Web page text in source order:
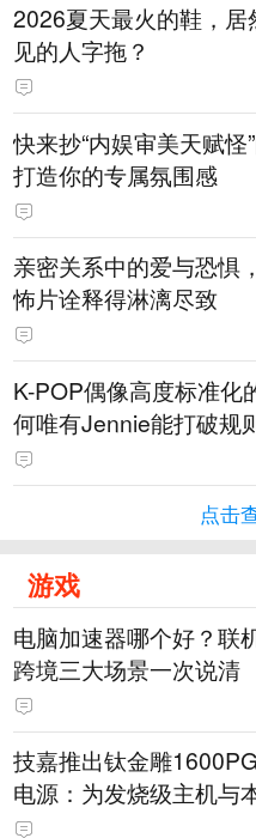
2026夏天最火的鞋，居
见的人字拖？
快来抄“内娱审美天赋怪
打造你的专属氛围感
亲密关系中的爱与恐惧
怖片诠释得淋漓尽致
K-POP偶像高度标准化
何唯有Jennie能打破规
点击
游戏
电脑加速器哪个好？联
跨境三大场景一次说清
技嘉推出钛金雕
电源：为发烧级主机与
打造旗舰供电方案